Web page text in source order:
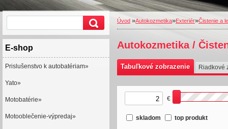
E-shop
Prislušenstvo k autobatériam»
Yato»
Motobatérie»
Motooblečenie-výpredaj»
Úvod »Autokozmetika»Exteriér»Čistenie a
Autokozmetika /
Tabuľkové zobrazenie Riadkové
€
skladom top produkt